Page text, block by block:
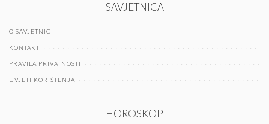
SAVJETNICA
O SAVJETNICI
KONTAKT
PRAVILA PRIVATNOSTI
UVJETI KORIŠTENJA
HOROSKOP